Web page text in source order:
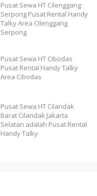
Pusat Sewa HT Cilenggang
Serpong Pusat Rental Handy
Talky Area Cilenggang
Serpong
Pusat Sewa HT Cibodas
Pusat Rental Handy Talky
Area Cibodas
Pusat Sewa HT Cilandak
Barat Cilandak Jakarta
Selatan adalah Pusat Rental
Handy Talky